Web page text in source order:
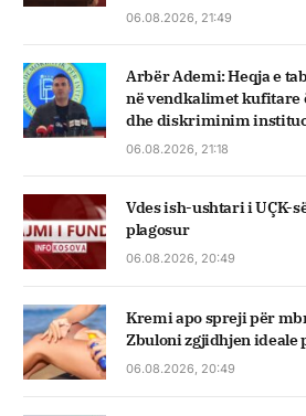
06.08.2026, 21:49
Arbër Ademi: Heqja e
në vendkalimet kufitare
dhe diskriminim
06.08.2026, 21:18
Vdes ish-ushtari i UÇK-
plagosur
06.08.2026, 20:49
Kremi apo spreji për
Zbuloni zgjidhjen ideale
06.08.2026, 20:49